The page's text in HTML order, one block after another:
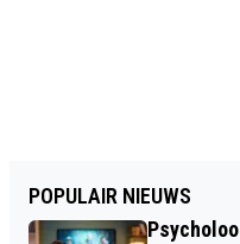
POPULAIR NIEUWS